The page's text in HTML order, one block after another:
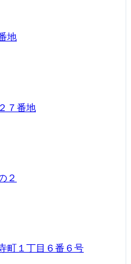
地
７番地
２
町１丁目６番６号